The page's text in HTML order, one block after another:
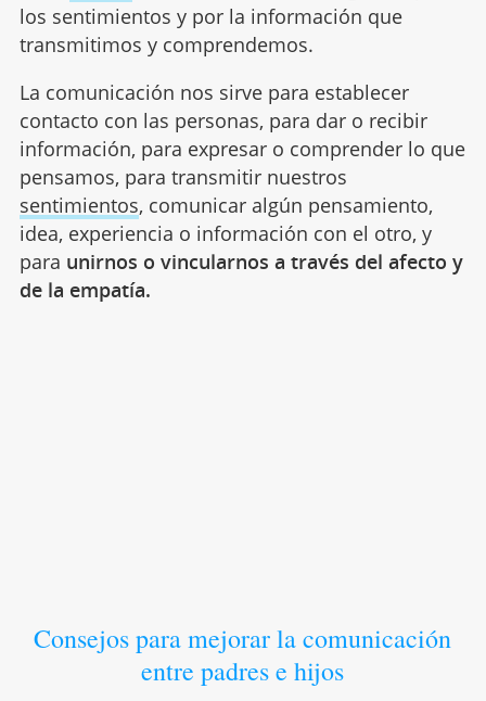
los sentimientos y por la información que
transmitimos y comprendemos.
La comunicación nos sirve para establecer
contacto con las personas, para dar o recibir
información, para expresar o comprender lo que
pensamos, para transmitir nuestros
sentimientos, comunicar algún pensamiento,
idea, experiencia o información con el otro, y
para unirnos o vincularnos a través del afecto y
de la empatía.
Consejos para mejorar la comunicación
entre padres e hijos